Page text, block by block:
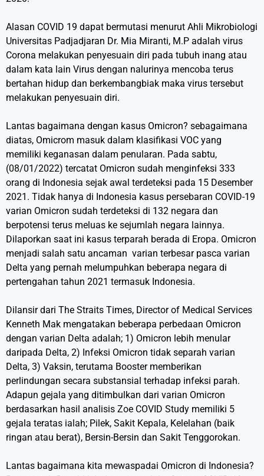
Alasan COVID 19 dapat bermutasi menurut Ahli Mikrobiologi
Universitas Padjadjaran Dr. Mia Miranti, M.P adalah virus
Corona melakukan penyesuain diri pada tubuh inang atau
dalam kata lain Virus dengan nalurinya mencoba terus
bertahan hidup dan berkembangbiak maka virus tersebut
melakukan penyesuain diri.
Lantas bagaimana dengan kasus Omicron? sebagaimana
diatas, Omicrom masuk dalam klasifikasi VOC yang
memiliki keganasan dalam penularan. Pada sabtu,
(08/01/2022) tercatat Omicron sudah menginfeksi 333
orang di Indonesia sejak awal terdeteksi pada 15 Desember
2021. Tidak hanya di Indonesia kasus persebaran COVID-19
varian Omicron sudah terdeteksi di 132 negara dan
berpotensi terus meluas ke sejumlah negara lainnya.
Dilaporkan saat ini kasus terparah berada di Eropa. Omicron
menjadi salah satu ancaman varian terbesar pasca varian
Delta yang pernah melumpuhkan beberapa negara di
pertengahan tahun 2021 termasuk Indonesia.
Dilansir dari The Straits Times, Director of Medical Services
Kenneth Mak mengatakan beberapa perbedaan Omicron
dengan varian Delta adalah; 1) Omicron lebih menular
daripada Delta, 2) Infeksi Omicron tidak separah varian
Delta, 3) Vaksin, terutama Booster memberikan
perlindungan secara substansial terhadap infeksi parah.
Adapun gejala yang ditimbulkan dari varian Omicron
berdasarkan hasil analisis Zoe COVID Study memiliki 5
gejala teratas ialah; Pilek, Sakit Kepala, Kelelahan (baik
ringan atau berat), Bersin-Bersin dan Sakit Tenggorokan.
Lantas bagaimana kita mewaspadai Omicron di Indonesia?